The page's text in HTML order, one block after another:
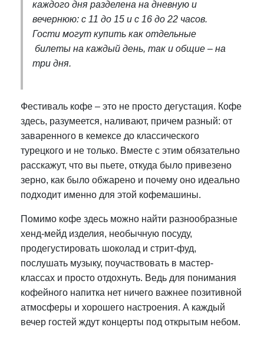
каждого дня разделена на дневную и
вечернюю: с 11 до 15 и с 16 до 22 часов.
Гости могут купить как отдельные
билеты на каждый день, так и общие – на
три дня.
Фестиваль кофе – это не просто дегустация. Кофе
здесь, разумеется, наливают, причем разный: от
заваренного в кемексе до классического
турецкого и не только. Вместе с этим обязательно
расскажут, что вы пьете, откуда было привезено
зерно, как было обжарено и почему оно идеально
подходит именно для этой кофемашины.
Помимо кофе здесь можно найти разнообразные
хенд-мейд изделия, необычную посуду,
продегустировать шоколад и стрит-фуд,
послушать музыку, поучаствовать в мастер-
классах и просто отдохнуть. Ведь для понимания
кофейного напитка нет ничего важнее позитивной
атмосферы и хорошего настроения. А каждый
вечер гостей ждут концерты под открытым небом.